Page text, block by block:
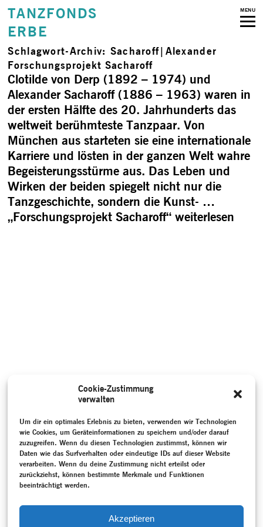
Cookie-Zustimmung
verwalten
Um dir ein optimales Erlebnis zu bieten, verwenden wir Technologien
wie Cookies, um Geräteinformationen zu speichern und/oder darauf
zuzugreifen. Wenn du diesen Technologien zustimmst, können wir
Daten wie das Surfverhalten oder eindeutige IDs auf dieser Website
verarbeiten. Wenn du deine Zustimmung nicht erteilst oder
zurückziehst, können bestimmte Merkmale und Funktionen
beeinträchtigt werden.
Akzeptieren
TANZFONDS
ERBE
MENU
Schlagwort-Archiv: Sacharoff|Alexander
Forschungs­projekt Sacharoff
Clotilde von Derp (1892 – 1974) und
Alexander Sacharoff (1886 – 1963) waren in
der ersten Hälfte des 20. Jahrhunderts das
weltweit berühmteste Tanzpaar. Von
München aus starteten sie eine internationale
Karriere und lösten in der ganzen Welt wahre
Begeisterungsstürme aus. Das Leben und
Wirken der beiden spiegelt nicht nur die
Tanzgeschichte, sondern die Kunst- …
„Forschungs­projekt Sacharoff“weiterlesen